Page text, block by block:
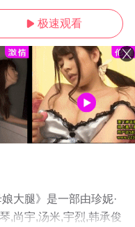
 极速观看
大腿》是一部由珍妮·
,尚宇,汤米,宇烈,韩承俊